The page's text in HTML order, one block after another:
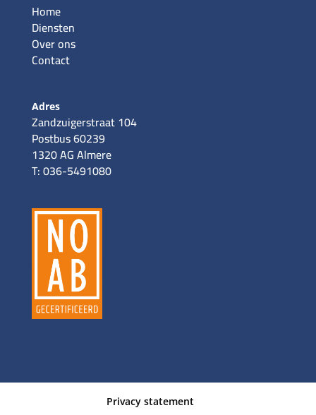
Home
Diensten
Over ons
Contact
Adres
Zandzuigerstraat 104
Postbus 60239
1320 AG Almere
T: 036-5491080
Privacy statement